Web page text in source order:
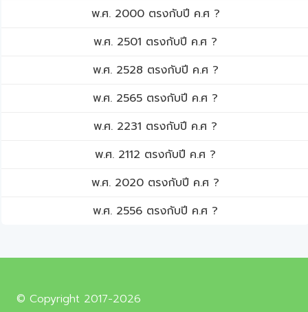
พ.ศ. 2000 ตรงกับปี ค.ศ ?
พ.ศ. 2501 ตรงกับปี ค.ศ ?
พ.ศ. 2528 ตรงกับปี ค.ศ ?
พ.ศ. 2565 ตรงกับปี ค.ศ ?
พ.ศ. 2231 ตรงกับปี ค.ศ ?
พ.ศ. 2112 ตรงกับปี ค.ศ ?
พ.ศ. 2020 ตรงกับปี ค.ศ ?
พ.ศ. 2556 ตรงกับปี ค.ศ ?
© Copyright 2017-2026